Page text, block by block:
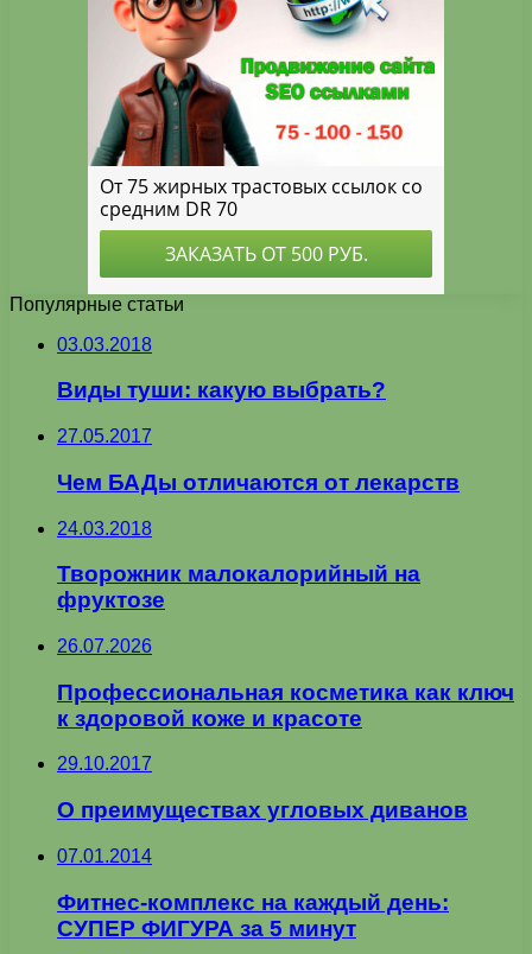
Популярные статьи
03.03.2018
Виды туши: какую выбрать?
27.05.2017
Чем БАДы отличаются от лекарств
24.03.2018
Творожник малокалорийный на
фруктозе
26.07.2026
Профессиональная косметика как ключ
к здоровой коже и красоте
29.10.2017
О преимуществах угловых диванов
07.01.2014
Фитнес-комплекс на каждый день:
СУПЕР ФИГУРА за 5 минут